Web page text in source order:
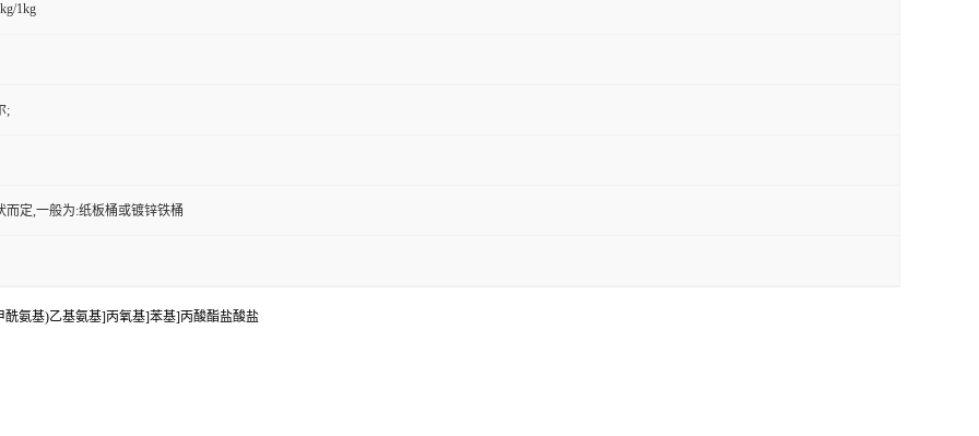
1kg
;
而定,一般为:纸板桶或镀锌铁桶
酰氨基)乙基氨基]丙氧基]苯基]丙酸酯盐酸盐